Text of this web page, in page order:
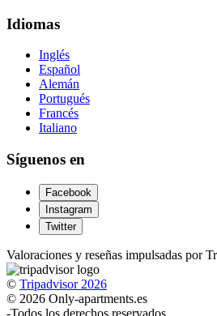
Idiomas
Inglés
Español
Alemán
Portugués
Francés
Italiano
Síguenos en
Facebook
Instagram
Twitter
Valoraciones y reseñas impulsadas por
© Tripadvisor 2026
© 2026 Only-apartments.es
-Todos los derechos reservados